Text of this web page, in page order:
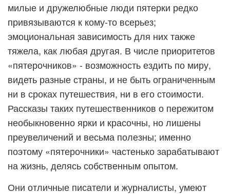
милые и дружелюбные люди пятерки редко
привязываются к кому-то всерьез;
эмоциональная зависимость для них также
тяжела, как любая другая. В числе приоритетов
«пятерочников» - возможность ездить по миру,
видеть разные страны, и не быть ограниченным
ни в сроках путешествия, ни в его стоимости.
Рассказы таких путешественников о пережитом
необыкновенно ярки и красочны, но лишены
преувеличений и весьма полезны; именно
поэтому «пятерочники» частенько зарабатывают
на жизнь, делясь собственным опытом.
Они отличные писатели и журналисты, умеют